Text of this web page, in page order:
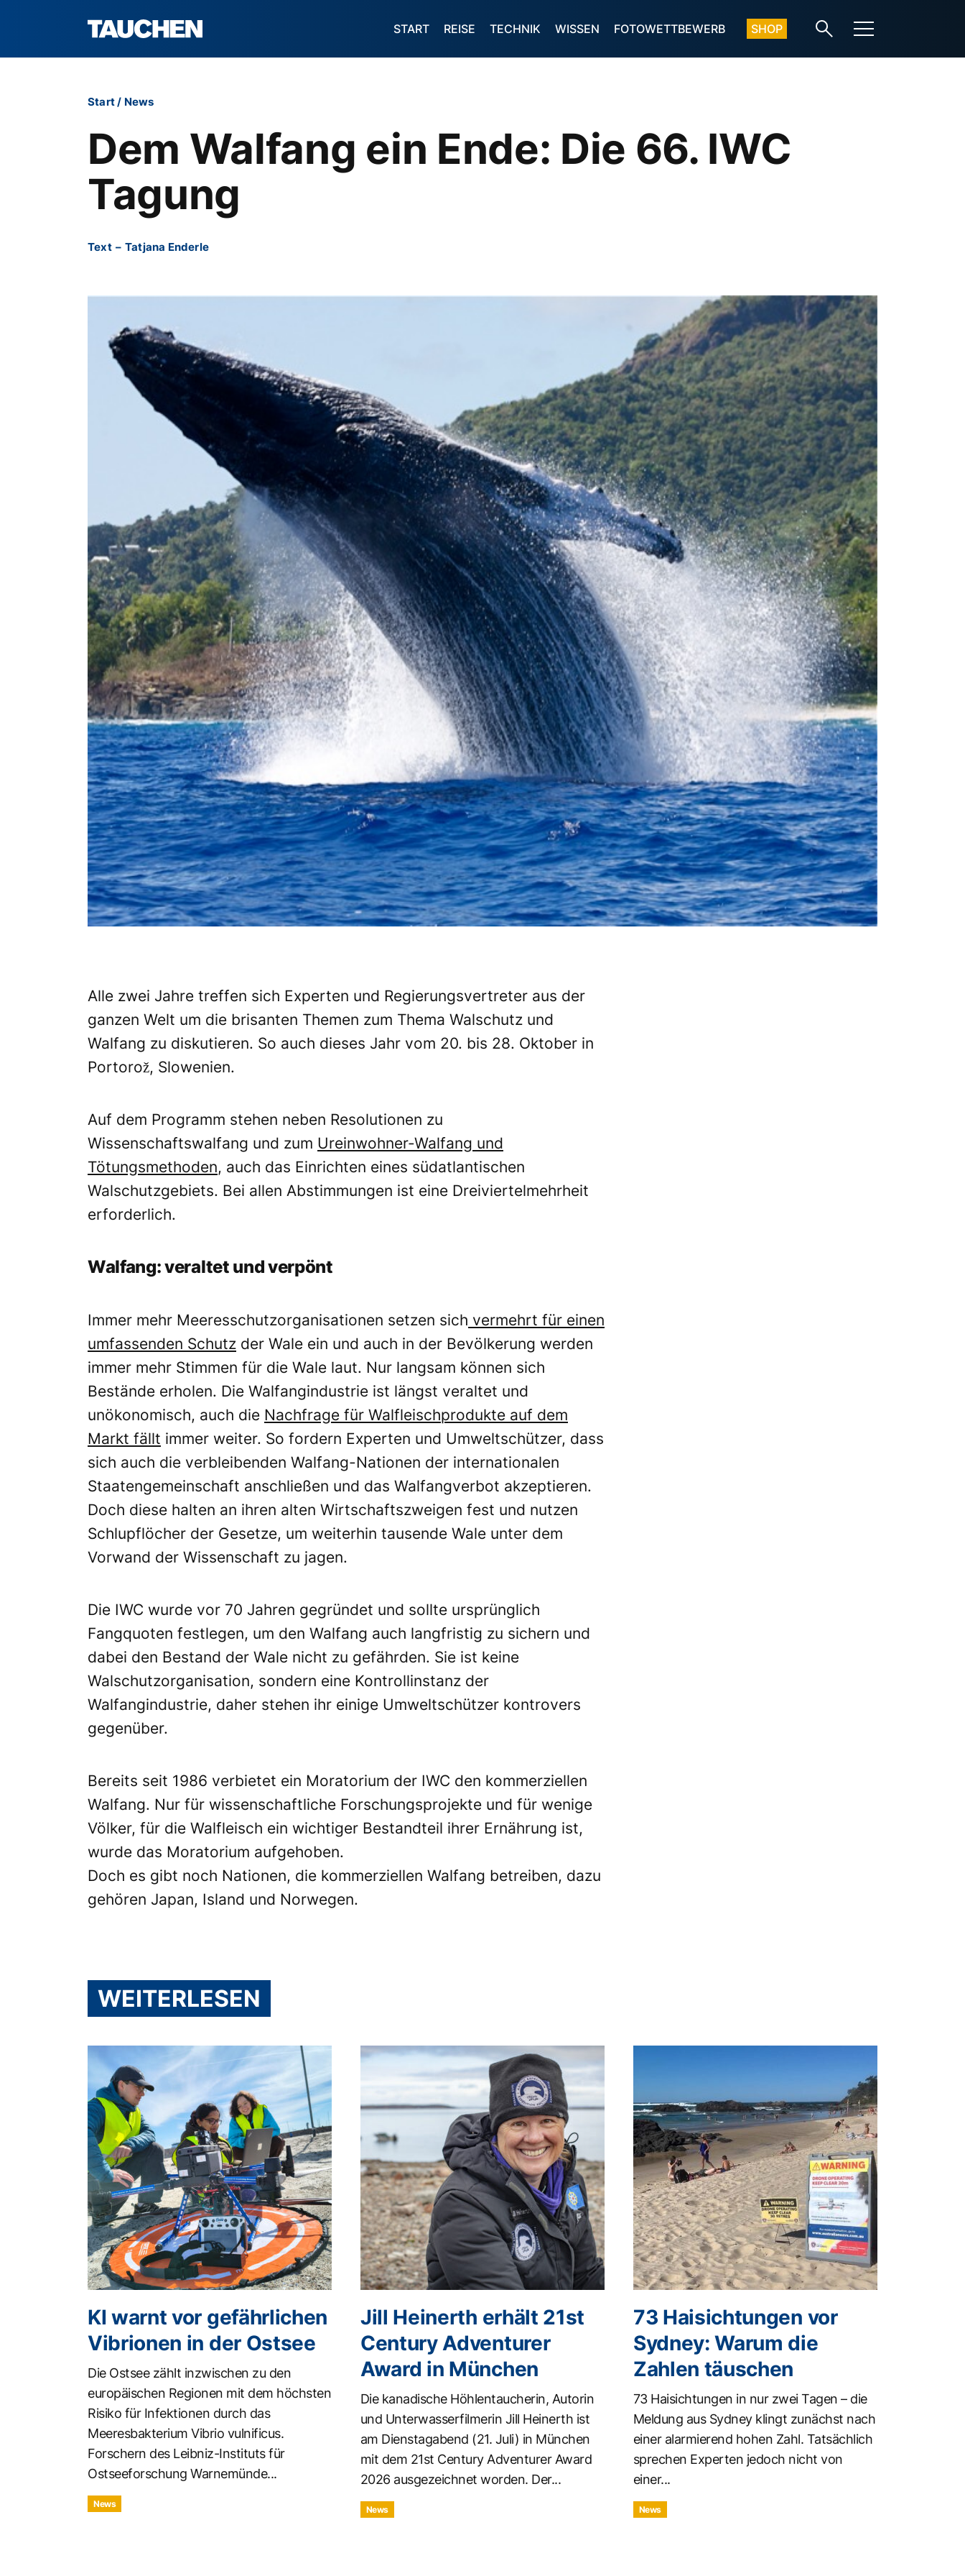
START REISE TECHNIK WISSEN FOTOWETTBEWERB SHOP
Start/ News
Dem Walfang ein Ende: Die 66. IWC
Tagung
Text – Tatjana Enderle
Alle zwei Jahre treffen sich Experten und Regierungsvertreter aus der
ganzen Welt um die brisanten Themen zum Thema Walschutz und
Walfang zu diskutieren. So auch dieses Jahr vom 20. bis 28. Oktober in
Portorož, Slowenien.
Auf dem Programm stehen neben Resolutionen zu
Wissenschaftswalfang und zum Ureinwohner-Walfang und
Tötungsmethoden, auch das Einrichten eines südatlantischen
Walschutzgebiets. Bei allen Abstimmungen ist eine Dreiviertelmehrheit
erforderlich.
Walfang: veraltet und verpönt
Immer mehr Meeresschutzorganisationen setzen sich vermehrt für einen
umfassenden Schutz der Wale ein und auch in der Bevölkerung werden
immer mehr Stimmen für die Wale laut. Nur langsam können sich
Bestände erholen. Die Walfangindustrie ist längst veraltet und
unökonomisch, auch die Nachfrage für Walfleischprodukte auf dem
Markt fällt immer weiter. So fordern Experten und Umweltschützer, dass
sich auch die verbleibenden Walfang-Nationen der internationalen
Staatengemeinschaft anschließen und das Walfangverbot akzeptieren.
Doch diese halten an ihren alten Wirtschaftszweigen fest und nutzen
Schlupflöcher der Gesetze, um weiterhin tausende Wale unter dem
Vorwand der Wissenschaft zu jagen.
Die IWC wurde vor 70 Jahren gegründet und sollte ursprünglich
Fangquoten festlegen, um den Walfang auch langfristig zu sichern und
dabei den Bestand der Wale nicht zu gefährden. Sie ist keine
Walschutzorganisation, sondern eine Kontrollinstanz der
Walfangindustrie, daher stehen ihr einige Umweltschützer kontrovers
gegenüber.
Bereits seit 1986 verbietet ein Moratorium der IWC den kommerziellen
Walfang. Nur für wissenschaftliche Forschungsprojekte und für wenige
Völker, für die Walfleisch ein wichtiger Bestandteil ihrer Ernährung ist,
wurde das Moratorium aufgehoben.
Doch es gibt noch Nationen, die kommerziellen Walfang betreiben, dazu
gehören Japan, Island und Norwegen.
WEITERLESEN
KI warnt vor gefährlichen
Vibrionen in der Ostsee
Die Ostsee zählt inzwischen zu den
europäischen Regionen mit dem höchsten
Risiko für Infektionen durch das
Meeresbakterium Vibrio vulnificus.
Forschern des Leibniz-Instituts für
Ostseeforschung Warnemünde...
News
Jill Heinerth erhält 21st
Century Adventurer
Award in München
Die kanadische Höhlentaucherin, Autorin
und Unterwasserfilmerin Jill Heinerth ist
am Dienstagabend (21. Juli) in München
mit dem 21st Century Adventurer Award
2026 ausgezeichnet worden. Der...
News
73 Haisichtungen vor
Sydney: Warum die
Zahlen täuschen
73 Haisichtungen in nur zwei Tagen – die
Meldung aus Sydney klingt zunächst nach
einer alarmierend hohen Zahl. Tatsächlich
sprechen Experten jedoch nicht von
einer...
News